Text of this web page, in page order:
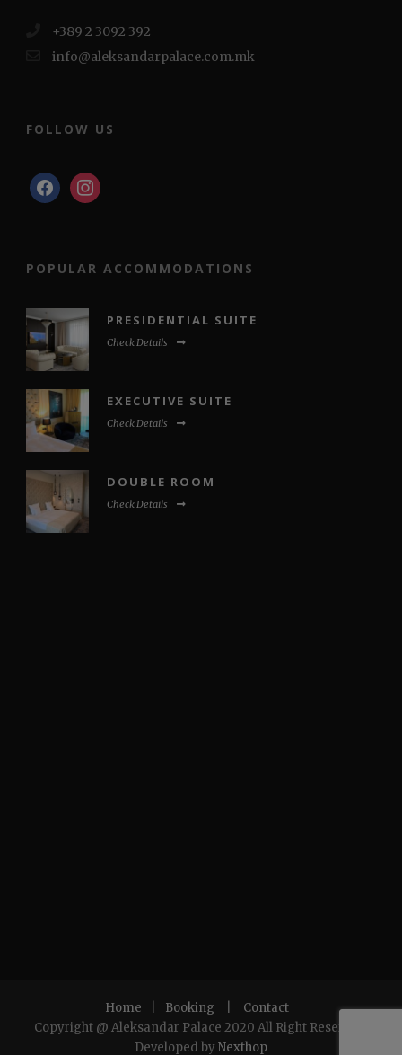
+389 2 3092 392
info@aleksandarpalace.com.mk
FOLLOW US
facebookinstagram
POPULAR ACCOMMODATIONS
PRESIDENTIAL SUITE
Check Details
EXECUTIVE SUITE
Check Details
DOUBLE ROOM
Check Details
Home Booking
Contact
Copyright @ Aleksandar Palace 2020 All Right Reserved.
Developed by Nexthop